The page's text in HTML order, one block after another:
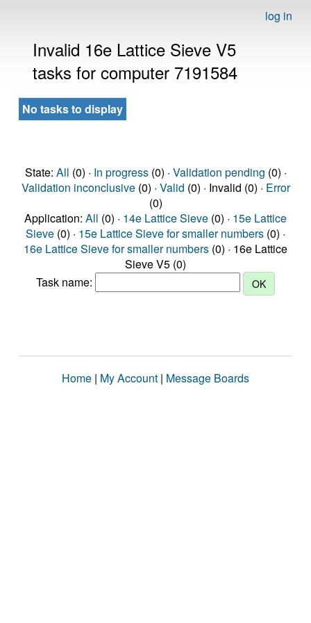
log in
Invalid 16e Lattice Sieve V5
tasks for computer 7191584
No tasks to display
State: All (0) · In progress(0) · Validation pending (0) ·
Validation inconclusive(0) · Valid (0) · Invalid (0) · Error
(0)
Application: All (0) · 14e Lattice Sieve (0) · 15e Lattice
Sieve (0) · 15e Lattice Sieve for smaller numbers (0) ·
16e Lattice Sieve for smaller numbers (0) · 16e Lattice
Sieve V5 (0)
Task name:
Home | My Account | Message Boards